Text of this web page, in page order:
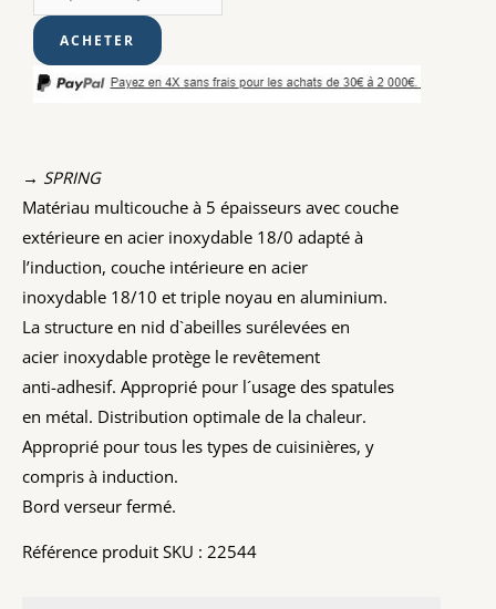
→ SPRING
Matériau multicouche à 5 épaisseurs avec couche
extérieure en acier inoxydable 18/0 adapté à
l’induction, couche intérieure en acier
inoxydable 18/10 et triple noyau en aluminium.
La structure en nid d`abeilles surélevées en
acier inoxydable protège le revêtement
anti-adhesif. Approprié pour l´usage des spatules
en métal. Distribution optimale de la chaleur.
Approprié pour tous les types de cuisinières, y
compris à induction.
Bord verseur fermé.
Référence produit SKU : 22544